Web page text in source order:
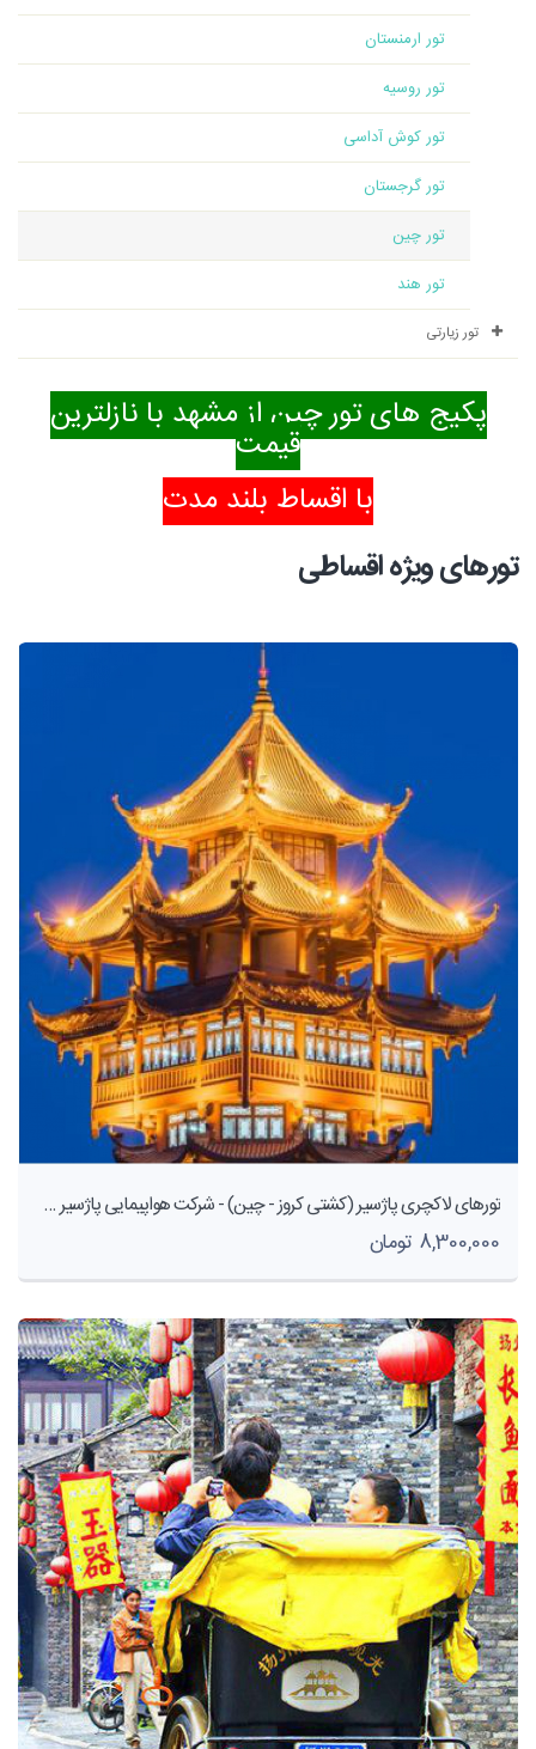
تور ارمنستان
تور روسیه
تور کوش آداسی
تور گرجستان
تور چین
تور هند
تور زیارتی
پکیج های تور چین از مشهد با نازلترین
قیمت
با اقساط بلند مدت
تورهای ویژه اقساطی
تورهای لاکچری پاژسیر (کشتی کروز - چین) - شرکت هواپیمایی پاژسیر مجری تورهای اقساطی از مشهد
8,300,000 تومان